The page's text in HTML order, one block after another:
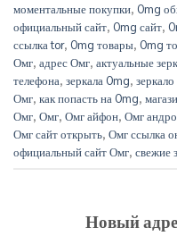
моментальные покупки, Omg
официальный сайт, Omg сайт,
ссылка tor, Omg товары, Omg
Омг, адрес Омг, актуальные
телефона, зеркала Omg,
Омг, как попасть на Omg,
Омг, Омг, Омг айфон, Омг
Омг сайт открыть, Омг ссылка
официальный сайт Омг, свежие
Новый